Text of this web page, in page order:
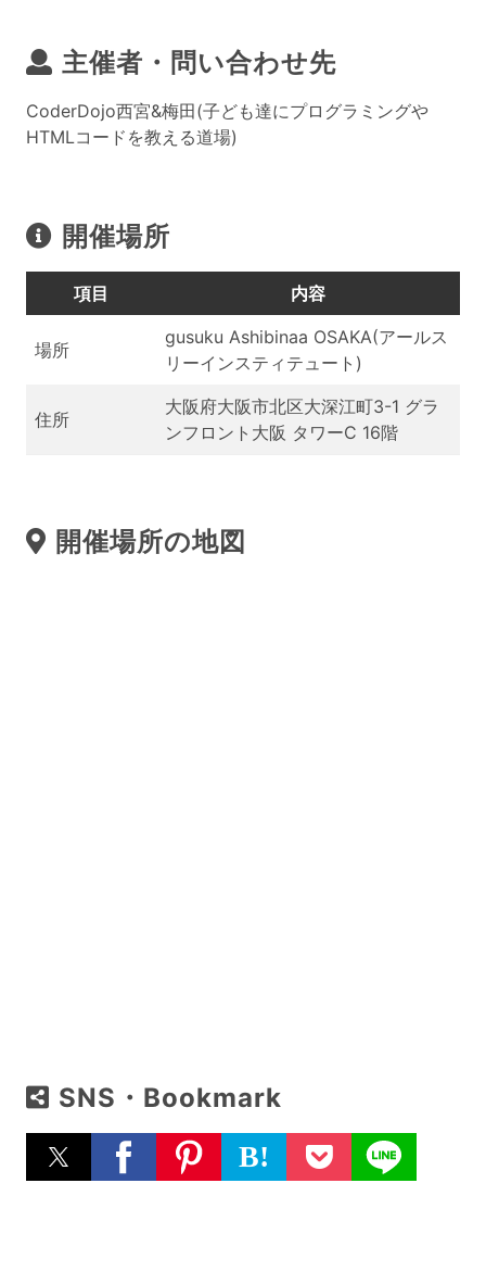
主催者・問い合わせ先
CoderDojo西宮&梅田(子ども達にプログラミングや
HTMLコードを教える道場)
開催場所
項目 内容
場所
gusuku Ashibinaa OSAKA(アールス
リーインスティテュート)
住所
大阪府大阪市北区大深江町3-1 グラ
ンフロント大阪 タワーC 16階
開催場所の地図
SNS・Bookmark
B!